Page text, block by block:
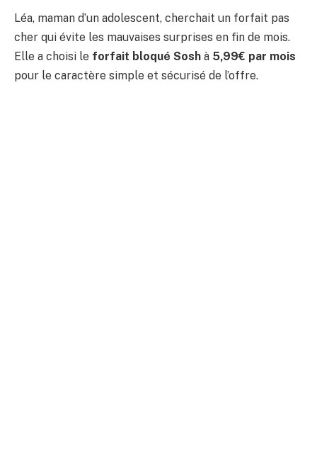
Léa, maman d’un adolescent, cherchait un forfait pas
cher qui évite les mauvaises surprises en fin de mois.
Elle a choisi le forfait bloqué Sosh à 5,99€ par mois
pour le caractère simple et sécurisé de l’offre.